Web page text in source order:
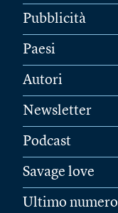
Pubblicità
Paesi
Autori
Newsletter
Podcast
Savage love
Ultimo numero